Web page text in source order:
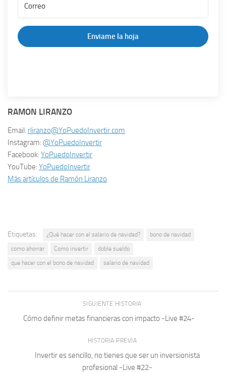
Enviame la hoja
RAMON LIRANZO
Email: rliranzo@YoPuedoInvertir.com
Instagram: @YoPuedoInvertir
Facebook: YoPuedoInvertir
YouTube: YoPuedoInvertir
Más artículos de Ramón Liranzo
Etiquetas: ¿Qué hacer con el salario de navidad?
bono de navidad
como ahorrar
Como invertir
doble sueldo
que hacer con el bono de navidad
salario de navidad
SIGUIENTE HISTORIA
Cómo definir metas financieras con impacto -Live #24-
HISTORIA PREVIA
Invertir es sencillo, no tienes que ser un inversionista
profesional -Live #22-